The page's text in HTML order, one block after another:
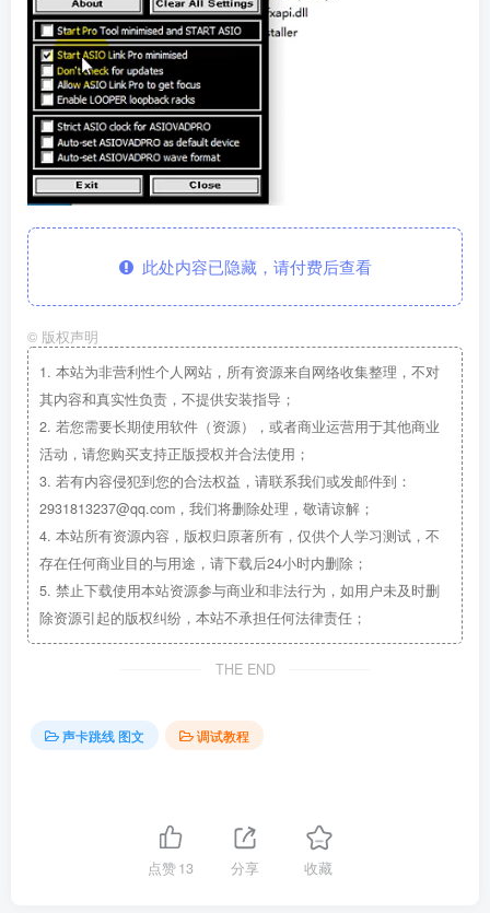
此处内容已隐藏，请付费后查看
© 版权声明
1. 本站为非营利性个人网站，所有资源来自网络收集整理，不对
其内容和真实性负责，不提供安装指导；
2. 若您需要长期使用软件（资源），或者商业运营用于其他商业
活动，请您购买支持正版授权并合法使用；
3. 若有内容侵犯到您的合法权益，请联系我们或发邮件到：
2931813237@qq.com，我们将删除处理，敬请谅解；
4. 本站所有资源内容，版权归原著所有，仅供个人学习测试，不
存在任何商业目的与用途，请下载后24小时内删除；
5. 禁止下载使用本站资源参与商业和非法行为，如用户未及时删
除资源引起的版权纠纷，本站不承担任何法律责任；
THE END
声卡跳线 图文 调试教程
点赞13 分享 收藏